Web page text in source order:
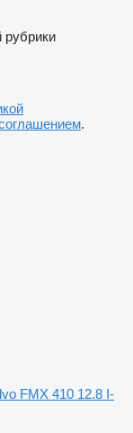
рубрики
.
FMX 410 12.8 I-